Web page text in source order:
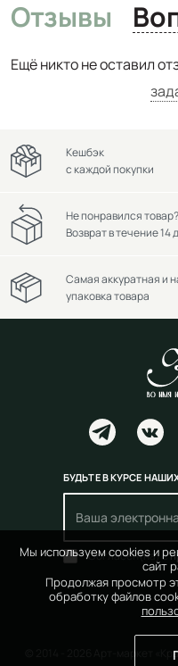
Отзывы
Ещё никто не оставил
Мы используем cookies и
сайт
Продолжая просмотр
обработку файлов
Кешбэк
с каждой покупки
Не понравился товар?
Возврат в течение 14
Самая аккуратная и
упаковка товара
БУДЬТЕ В КУРСЕ
Согласен(на) с
© 2014 - 2026 Арт-маркет